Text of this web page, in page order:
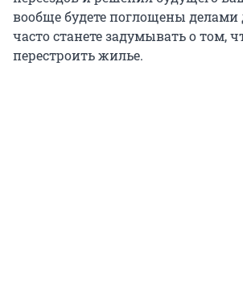
вообще будете поглощены
часто станете задумывать о том,
перестроить жилье.